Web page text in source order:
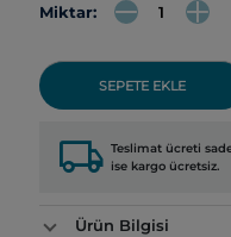
Miktar:
SEPETE EKLE
local_shipping Teslimat ücreti
ise kargo ücretsiz.
Ürün Bilgisi